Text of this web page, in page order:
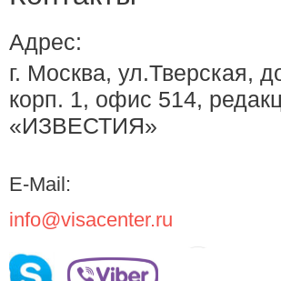
Адрес:
г. Москва, ул.Тверская,
корп. 1, офис 514,
«ИЗВЕСТИЯ»
E-Mail:
info@visacenter.ru